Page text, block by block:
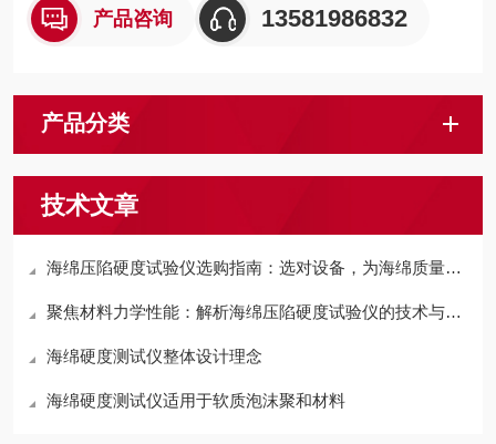
产品咨询 13581986832
产品分类
技术文章
海绵压陷硬度试验仪选购指南：选对设备，为海绵质量把关
聚焦材料力学性能：解析海绵压陷硬度试验仪的技术与应用
海绵硬度测试仪整体设计理念
海绵硬度测试仪适用于软质泡沫聚和材料